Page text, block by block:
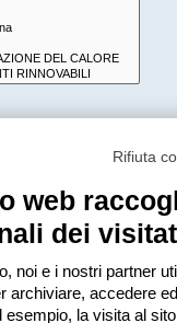
Crescente
Rifiuta
web
dei
noi e i nostri partner
archiviare, accedere
esempio, la visita al